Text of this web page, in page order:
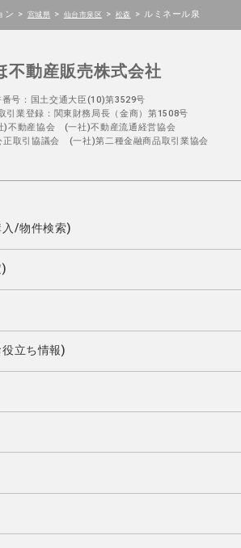
ン > 宮城県 > 仙台市泉区 > 松森 > ルミネール泉
不動産販売株式会社
番号：国土交通大臣(10)第3529号
引業登録：関東財務局長（金商）第1508号
)不動産協会 (一社)不動産流通経営協会
正取引協議会 (一社)第二種金融商品取引業協会
/物件検索)
立ち情報)